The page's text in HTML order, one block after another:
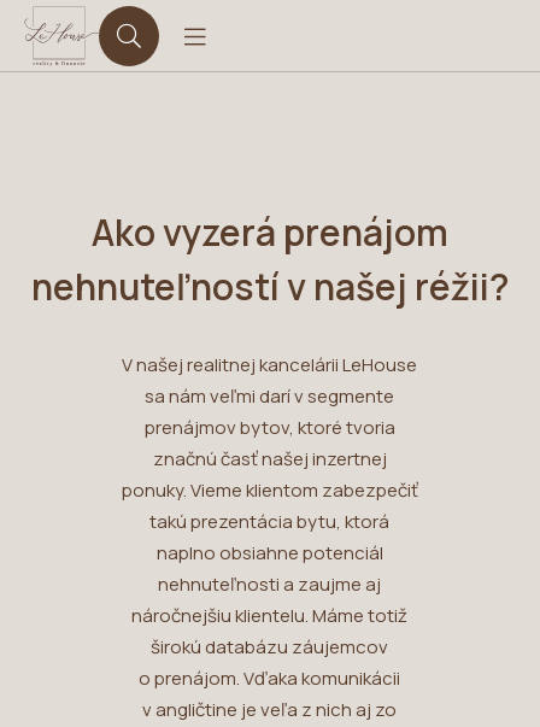
Ako vyzerá prenájom
nehnuteľností v našej réžii?
V našej realitnej kancelárii LeHouse
sa nám veľmi darí v segmente
prenájmov bytov, ktoré tvoria
značnú časť našej inzertnej
ponuky. Vieme klientom zabezpečiť
takú prezentácia bytu, ktorá
naplno obsiahne potenciál
nehnuteľnosti a zaujme aj
náročnejšiu klientelu. Máme totiž
širokú databázu záujemcov
o prenájom. Vďaka komunikácii
v angličtine je veľa z nich aj zo